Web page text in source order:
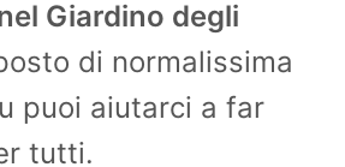
Giardino degli
di normalissima
puoi aiutarci a far
tutti.